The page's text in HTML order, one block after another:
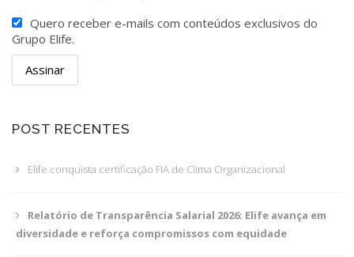
Quero receber e-mails com conteúdos exclusivos do
Grupo Elife.
POST RECENTES
Elife conquista certificação FIA de Clima Organizacional
Relatório de Transparência Salarial 2026: Elife avança em
diversidade e reforça compromissos com equidade